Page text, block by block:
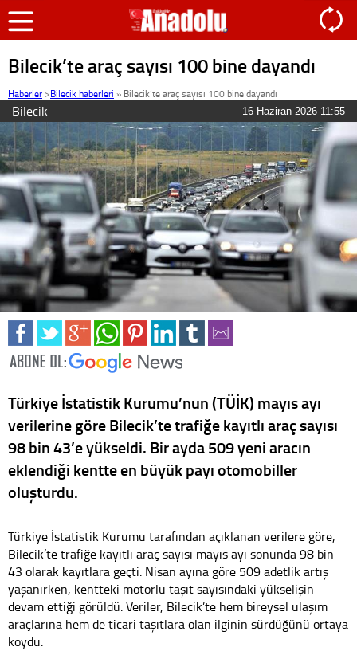
Bilecik’te araç sayısı 100 bine dayandı
Haberler >Bilecik haberleri » Bilecik’te araç sayısı 100 bine dayandı
Bilecik 16 Haziran 2026 11:55
Türkiye İstatistik Kurumu’nun (TÜİK) mayıs ayı
verilerine göre Bilecik’te trafiğe kayıtlı araç sayısı
98 bin 43’e yükseldi. Bir ayda 509 yeni aracın
eklendiği kentte en büyük payı otomobiller
oluşturdu.
Türkiye İstatistik Kurumu tarafından açıklanan verilere göre,
Bilecik’te trafiğe kayıtlı araç sayısı mayıs ayı sonunda 98 bin
43 olarak kayıtlara geçti. Nisan ayına göre 509 adetlik artış
yaşanırken, kentteki motorlu taşıt sayısındaki yükselişin
devam ettiği görüldü. Veriler, Bilecik’te hem bireysel ulaşım
araçlarına hem de ticari taşıtlara olan ilginin sürdüğünü ortaya
koydu.